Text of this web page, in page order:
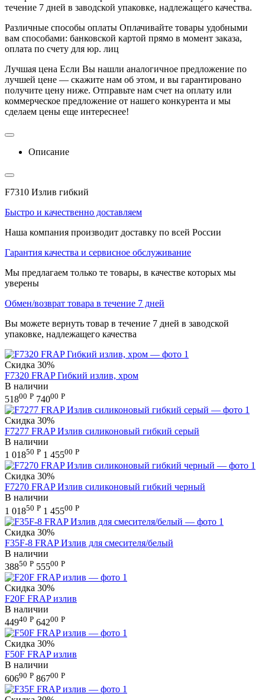
течение 7 дней в заводской упаковке, надлежащего качества.
Различные способы оплаты Оплачивайте товары удобными
вам способами: банковской картой прямо в момент заказа,
оплата по счету для юр. лиц
Лучшая цена Если Вы нашли аналогичное предложение по
лучшей цене — скажите нам об этом, и вы гарантировано
получите цену ниже. Отправьте нам счет на оплату или
коммерческое предложение от нашего конкурента и мы
сделаем цены еще интереснее!
Описание
F7310 Излив гибкий
Быстро и качественно доставляем
Наша компания производит доставку по всей России
Гарантия качества и сервисное обслуживание
Мы предлагаем только те товары, в качестве которых мы
уверены
Обмен/возврат товара в течение 7 дней
Вы можете вернуть товар в течение 7 дней в заводской
упаковке, надлежащего качества
Скидка 30%
F7320 FRAP Гибкий излив, хром
В наличии
51800 Р 74000 Р
Скидка 30%
F7277 FRAP Излив силиконовый гибкий серый
В наличии
1 01850 Р 1 45500 Р
Скидка 30%
F7270 FRAP Излив силиконовый гибкий черный
В наличии
1 01850 Р 1 45500 Р
Скидка 30%
F35F-8 FRAP Излив для смесителя/белый
В наличии
38850 Р 55500 Р
Скидка 30%
F20F FRAP излив
В наличии
44940 Р 64200 Р
Скидка 30%
F50F FRAP излив
В наличии
60690 Р 86700 Р